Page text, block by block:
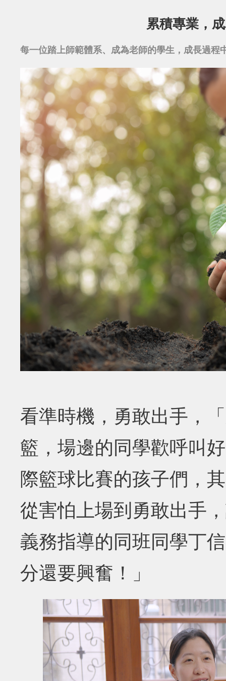
累積專業，
每一位踏上師範體系、成為老師的學生，成長過
看準時機，勇敢出手，
籃，場邊的同學歡呼叫
際籃球比賽的孩子們，
從害怕上場到勇敢出手
義務指導的同班同學丁
分還要興奮！」